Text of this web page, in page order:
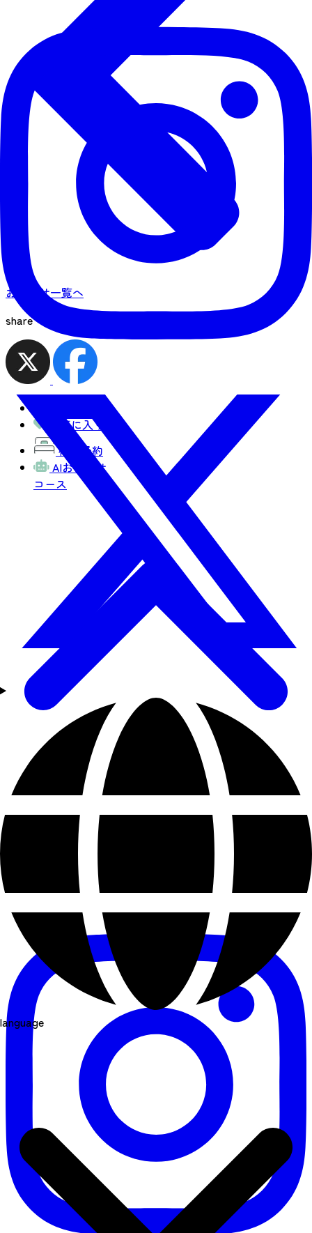
language
お知らせ一覧へ
share
お気に入り
宿泊予約
AIおまかせ
コース